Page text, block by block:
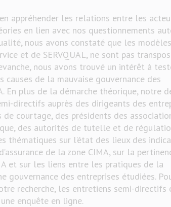
appréhender les relations entre les
en lien avec nos questionnements
nous avons constaté que les
et de SERVQUAL, ne sont pas
nous avons trouvé un intérêt à
causes de la mauvaise gouvernance des
En plus de la démarche théorique, notre
directifs auprès des dirigeants des
de courtage, des présidents des
des autorités de tutelle et de
thématiques sur l’état des lieux des
de la zone CIMA, sur la
et sur les liens entre les pratiques de la
gouvernance des entreprises étudiées.
recherche, les entretiens semi-directifs
enquête en ligne.